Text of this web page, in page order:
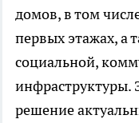
домов, в том
первых этажах, а
социальной,
инфраструктуры.
решение